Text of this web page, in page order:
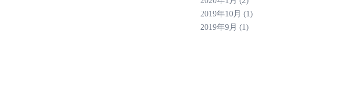
2019年10月 (1)
2019年9月 (1)